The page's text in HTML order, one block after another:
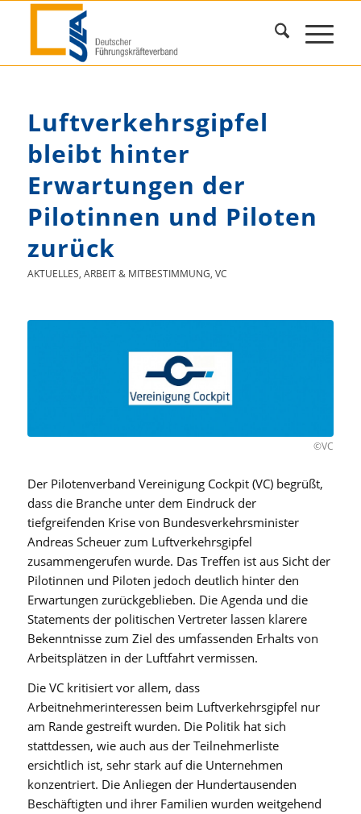
Luftverkehrsgipfel
bleibt hinter
Erwartungen der
Pilotinnen und Piloten
zurück
AKTUELLES, ARBEIT & MITBESTIMMUNG, VC
©VC
Der Pilotenverband Vereinigung Cockpit (VC) begrüßt,
dass die Branche unter dem Eindruck der
tiefgreifenden Krise von Bundesverkehrsminister
Andreas Scheuer zum Luftverkehrsgipfel
zusammengerufen wurde. Das Treffen ist aus Sicht der
Pilotinnen und Piloten jedoch deutlich hinter den
Erwartungen zurückgeblieben. Die Agenda und die
Statements der politischen Vertreter lassen klarere
Bekenntnisse zum Ziel des umfassenden Erhalts von
Arbeitsplätzen in der Luftfahrt vermissen.
Die VC kritisiert vor allem, dass
Arbeitnehmerinteressen beim Luftverkehrsgipfel nur
am Rande gestreift wurden. Die Politik hat sich
stattdessen, wie auch aus der Teilnehmerliste
ersichtlich ist, sehr stark auf die Unternehmen
konzentriert. Die Anliegen der Hundertausenden
Beschäftigten und ihrer Familien wurden weitgehend